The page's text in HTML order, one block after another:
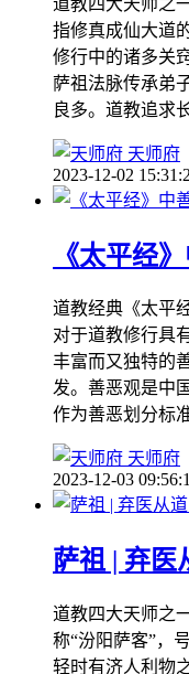
指修真成仙大道
修行中的诸多关
萨祖法脉传承弟
良多。道教追求
天师府
2023-12-02
《太平经
道教经典《太平
对于道教修行具
丰富而又独特的
发。善恶观是中
作为善恶划分标
天师府
2023-12-03
萨祖 | 弃医
道教四大天师之
称“汾阳萨客”，
轻时有济人利物